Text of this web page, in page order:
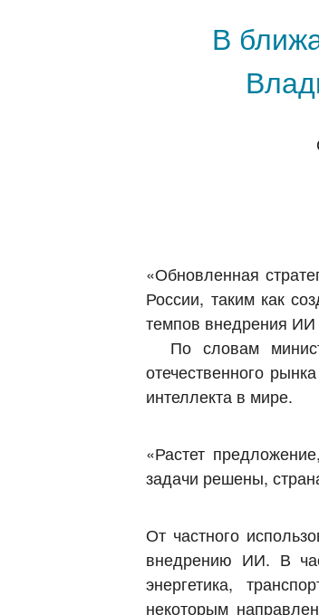
В
«Обновленная
России, таким как
темпов внедрения
По словам
отечественного
интеллекта в мире.
«Растет
задачи решены,
От частного
внедрению ИИ. В
энергетика,
некоторым